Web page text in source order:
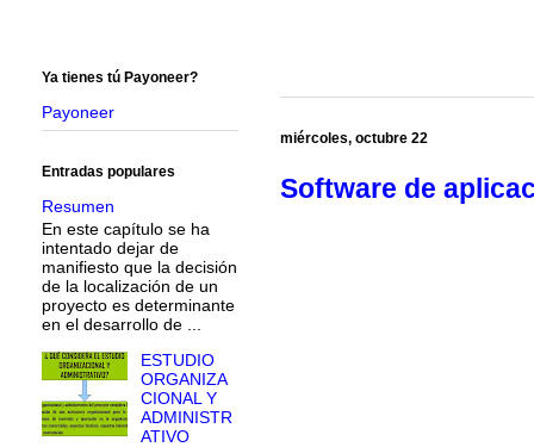
miércoles, octubre 22
Software de
Ya tienes tú Payoneer?
Payoneer
Entradas populares
Resumen
En este capítulo se ha
intentado dejar de
manifiesto que la decisión
de la localización de un
proyecto es determinante
en el desarrollo de ...
ESTUDIO
ORGANIZA
CIONAL Y
ADMINISTR
ATIVO